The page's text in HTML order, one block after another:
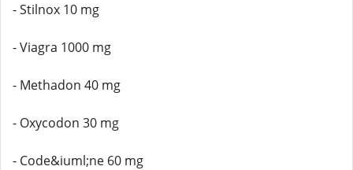
- Stilnox 10 mg
- Viagra 1000 mg
- Methadon 40 mg
- Oxycodon 30 mg
- Code&iuml;ne 60 mg